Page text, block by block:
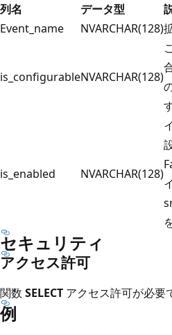
列名
データ型
Event_name
NVARCHAR(128)
is_configurableNVARCHAR(128)
is_enabled NVARCHAR(128)
セキュリティ
アクセス許可
関数 SELECT アクセス許可が必要
例